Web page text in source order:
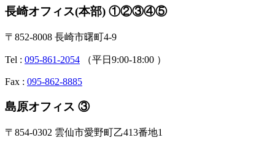
長崎オフィス(本部) ①②③④⑤
〒852-8008 長崎市曙町4-9
Tel : 095-861-2054 （平日9:00-18:00 ）
Fax : 095-862-8885
島原オフィス ③
〒854-0302 雲仙市愛野町乙413番地1